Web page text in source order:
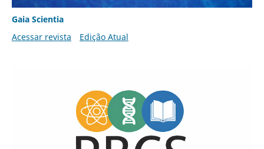
Gaia Scientia
Acessar revista
Edição Atual